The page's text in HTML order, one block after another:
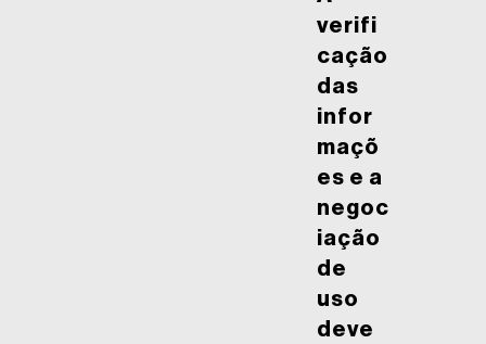
verifi
cação
das
infor
maçõ
es e a
negoc
iação
de
uso
deve